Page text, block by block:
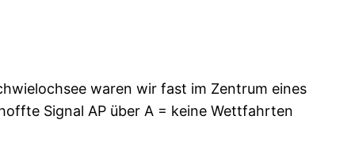
waren wir fast im Zentrum eines
Signal AP über A = keine Wettfahrten